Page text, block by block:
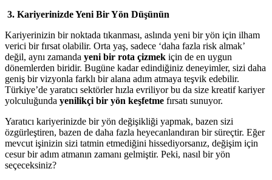
3. Kariyerinizde Yeni Bir Yön Düşünün
Kariyerinizin bir noktada tıkanması, aslında yeni bir yön için ilham
verici bir fırsat olabilir. Orta yaş, sadece ‘daha fazla risk almak’
değil, aynı zamanda yeni bir rota çizmek için de en uygun
dönemlerden biridir. Bugüne kadar edindiğiniz deneyimler, sizi daha
geniş bir vizyonla farklı bir alana adım atmaya teşvik edebilir.
Türkiye’de yaratıcı sektörler hızla evriliyor bu da size kreatif kariyer
yolculuğunda yenilikçi bir yön keşfetme fırsatı sunuyor.
Yaratıcı kariyerinizde bir yön değişikliği yapmak, bazen sizi
özgürleştiren, bazen de daha fazla heyecanlandıran bir süreçtir. Eğer
mevcut işinizin sizi tatmin etmediğini hissediyorsanız, değişim için
cesur bir adım atmanın zamanı gelmiştir. Peki, nasıl bir yön
seçeceksiniz?